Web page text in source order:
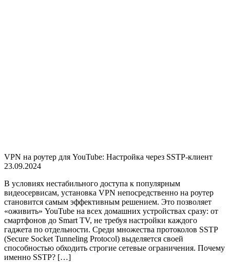
VPN на роутер для YouTube: Настройка через SSTP-клиент
23.09.2024
В условиях нестабильного доступа к популярным
видеосервисам, установка VPN непосредственно на роутер
становится самым эффективным решением. Это позволяет
«оживить» YouTube на всех домашних устройствах сразу: от
смартфонов до Smart TV, не требуя настройки каждого
гаджета по отдельности. Среди множества протоколов SSTP
(Secure Socket Tunneling Protocol) выделяется своей
способностью обходить строгие сетевые ограничения. Почему
именно SSTP? […]